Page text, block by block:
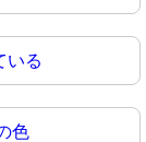
いる
色